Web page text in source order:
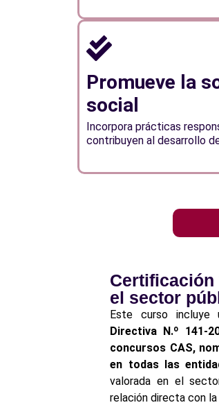
Promueve la
social
Incorpora prácticas
contribuyen al desarrollo
Certificación
el sector
Este curso incluye
Directiva N.º 141-
concursos CAS,
en todas las
valorada en el
relación directa con